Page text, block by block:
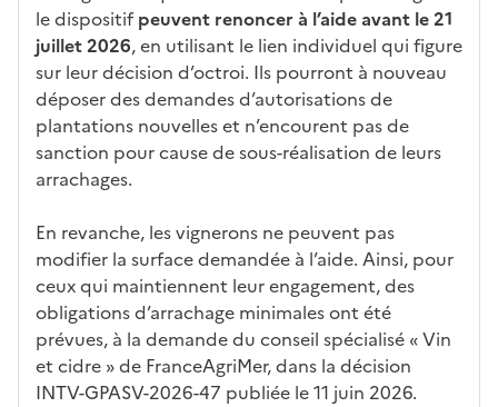
le dispositifpeuvent renoncer à l’aide avant le 21
juillet 2026, en utilisant le lien individuel qui figure
sur leur décision d’octroi. Ils pourront à nouveau
déposer des demandes d’autorisations de
plantations nouvelles et n’encourent pas de
sanction pour cause de sous-réalisation de leurs
arrachages.
En revanche, les vignerons ne peuvent pas
modifier la surface demandée à l’aide. Ainsi, pour
ceux qui maintiennent leur engagement, des
obligations d’arrachage minimales ont été
prévues, à la demande du conseil spécialisé « Vin
et cidre » de FranceAgriMer, dans la décision
INTV-GPASV-2026-47 publiée le 11 juin 2026.